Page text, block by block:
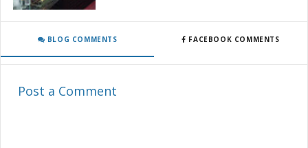
BLOG COMMENTS FACEBOOK COMMENTS
Post a Comment